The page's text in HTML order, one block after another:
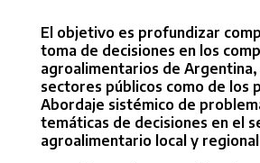
El objetivo es profundizar
toma de decisiones en los
agroalimentarios de
sectores públicos como de los
Abordaje sistémico de
temáticas de decisiones en el
agroalimentario local y